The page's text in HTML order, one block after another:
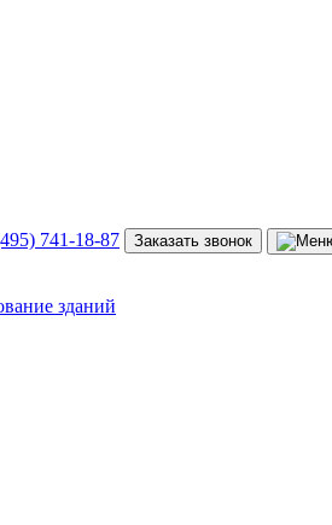
741-18-87 Заказать звонок
зданий